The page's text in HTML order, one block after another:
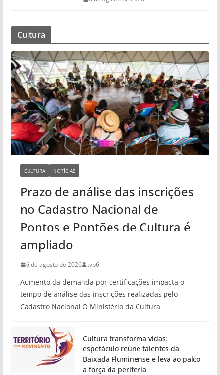
Cultura
CULTURA NOTÍCIAS
Prazo de análise das inscrições
no Cadastro Nacional de
Pontos e Pontões de Cultura é
ampliado
6 de agosto de 2026 tvp6
Aumento da demanda por certificações impacta o
tempo de análise das inscrições realizadas pelo
Cadastro Nacional O Ministério da Cultura
Cultura transforma vidas:
espetáculo reúne talentos da
Baixada Fluminense e leva ao palco
a força da periferia